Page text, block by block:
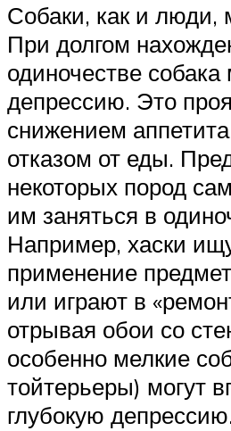
Собаки, как и люди,
При долгом
одиночестве
депрессию. Это
снижением
отказом от еды.
некоторых пород
им заняться в
Например, хаски
применение
или играют в
отрывая обои со
особенно мелкие
тойтерьеры) могут
глубокую